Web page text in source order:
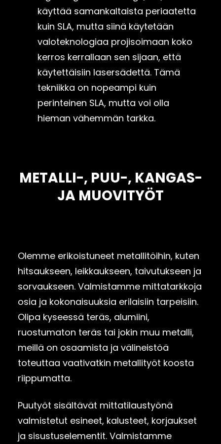
käyttää samankaltaista periaatetta
kuin SLA, mutta siinä käytetään
valoteknologiaa projisoimaan koko
kerros kerrallaan sen sijaan, että
käytettäisiin lasersädettä. Tämä
tekniikka on nopeampi kuin
perinteinen SLA, mutta voi olla
hieman vähemmän tarkka.
METALLI-, PUU-, KANGAS-
JA MUOVITYÖT
Olemme erikoistuneet metallitöihin, kuten
hitsaukseen, leikkaukseen, taivutukseen ja
sorvaukseen. Valmistamme mittatarkkoja
osia ja kokonaisuuksia erilaisiin tarpeisiin.
Olipa kyseessä teräs, alumiini,
ruostumaton teräs tai jokin muu metalli,
meillä on osaamista ja välineistöä
toteuttaa vaativatkin metallityöt koosta
riippumatta.
Puutyöt sisältävät mittatilaustyönä
valmistetut esineet, kalusteet, korjaukset
ja sisustuselementit. Valmistamme